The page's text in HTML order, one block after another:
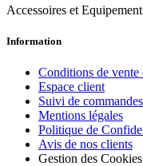
Accessoires et
Information
Conditions de vente
Espace client
Suivi de commandes
Mentions légales
Politique de
Avis de nos clients
Gestion des Cookies